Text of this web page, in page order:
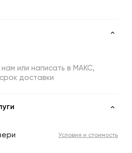
или написать в МАКС,
доставки
Условия и стоимость